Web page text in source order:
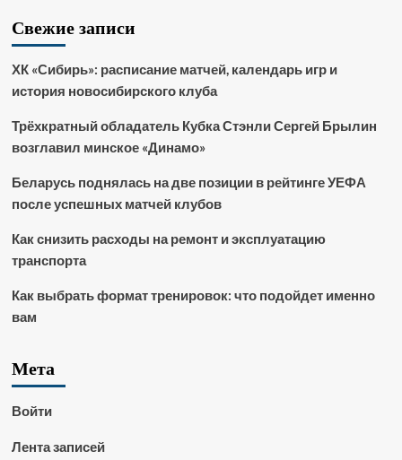
Свежие записи
ХК «Сибирь»: расписание матчей, календарь игр и
история новосибирского клуба
Трёхкратный обладатель Кубка Стэнли Сергей Брылин
возглавил минское «Динамо»
Беларусь поднялась на две позиции в рейтинге УЕФА
после успешных матчей клубов
Как снизить расходы на ремонт и эксплуатацию
транспорта
Как выбрать формат тренировок: что подойдет именно
вам
Мета
Войти
Лента записей